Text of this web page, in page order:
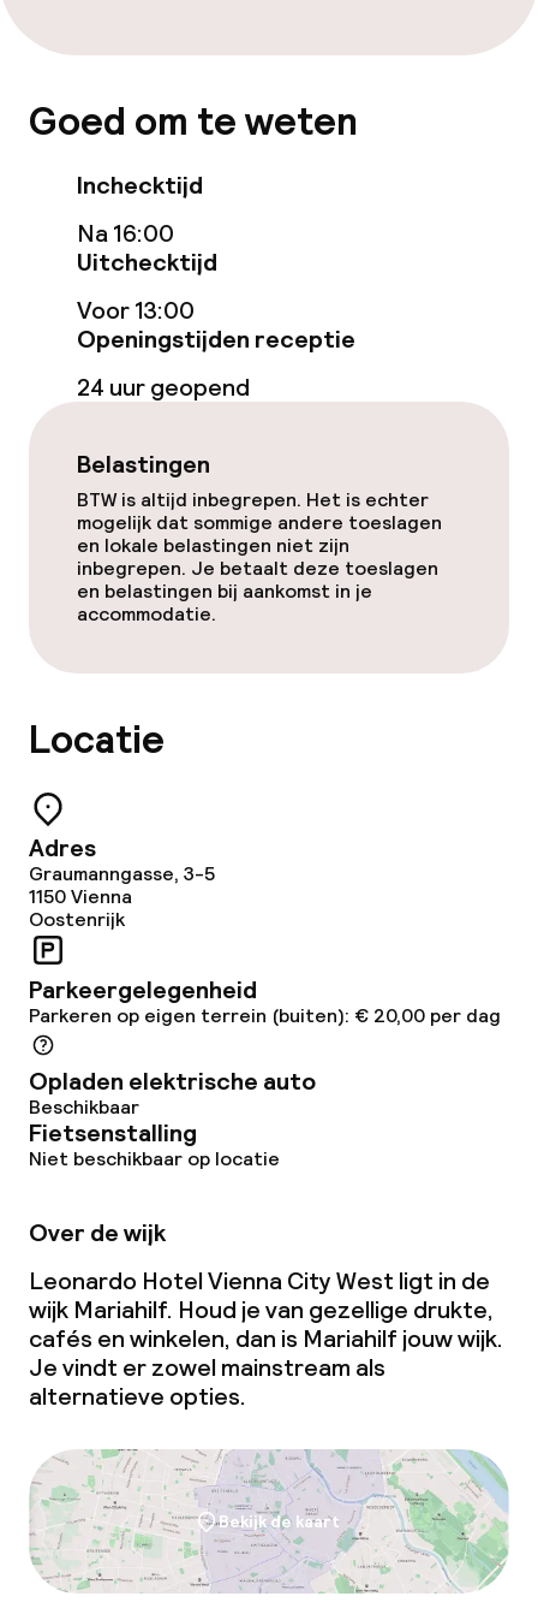
Eet- en drinkdiensten
Ontbijtbuffet
Beleid
Overal rookvrij
Kleine huisdieren toegestaan (minder
dan de 5 kg)
Goed om te weten
Inchecktijd
Na 16:00
Uitchecktijd
Voor 13:00
Openingstijden receptie
24 uur geopend
Belastingen
BTW is altijd inbegrepen. Het is echter
mogelijk dat sommige andere toeslagen
en lokale belastingen niet zijn
inbegrepen. Je betaalt deze toeslagen
en belastingen bij aankomst in je
accommodatie.
Locatie
Adres
Graumanngasse, 3-5
1150Vienna
Oostenrijk
Parkeergelegenheid
Parkeren op eigen terrein (buiten): € 20,00 per dag
Opladen elektrische auto
Beschikbaar
Fietsenstalling
Niet beschikbaar op locatie
Over de wijk
Leonardo Hotel Vienna City West ligt in de
wijk Mariahilf. Houd je van gezellige drukte,
cafés en winkelen, dan is Mariahilf jouw wijk.
Je vindt er zowel mainstream als
alternatieve opties.
Bekijk de kaart